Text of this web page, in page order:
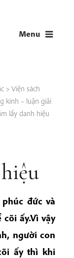
Menu
> Viện sách
kinh – luận giải
lấy danh hiệu
đức và
ấy.Vì vậy
người con
ấy thì khi